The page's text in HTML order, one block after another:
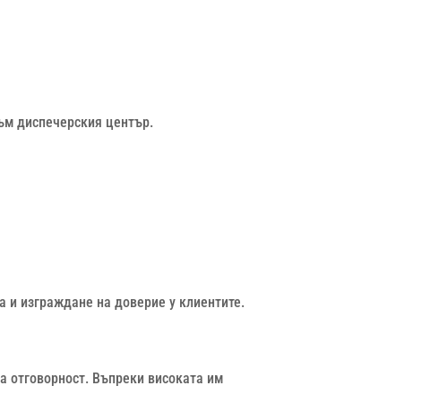
диспечерския център.
и изграждане на доверие у клиентите.
отговорност. Въпреки високата им